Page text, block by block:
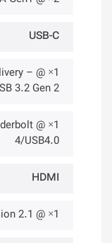
USB-C
–
3.2 Gen 2
4/USB4.0
HDMI
1× @ Version 2.1